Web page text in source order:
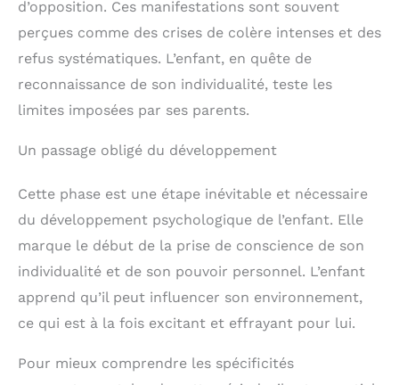
d’opposition. Ces manifestations sont souvent
perçues comme des crises de colère intenses et des
refus systématiques. L’enfant, en quête de
reconnaissance de son individualité, teste les
limites imposées par ses parents.
Un passage obligé du développement
Cette phase est une étape inévitable et nécessaire
du développement psychologique de l’enfant. Elle
marque le début de la prise de conscience de son
individualité et de son pouvoir personnel. L’enfant
apprend qu’il peut influencer son environnement,
ce qui est à la fois excitant et effrayant pour lui.
Pour mieux comprendre les spécificités